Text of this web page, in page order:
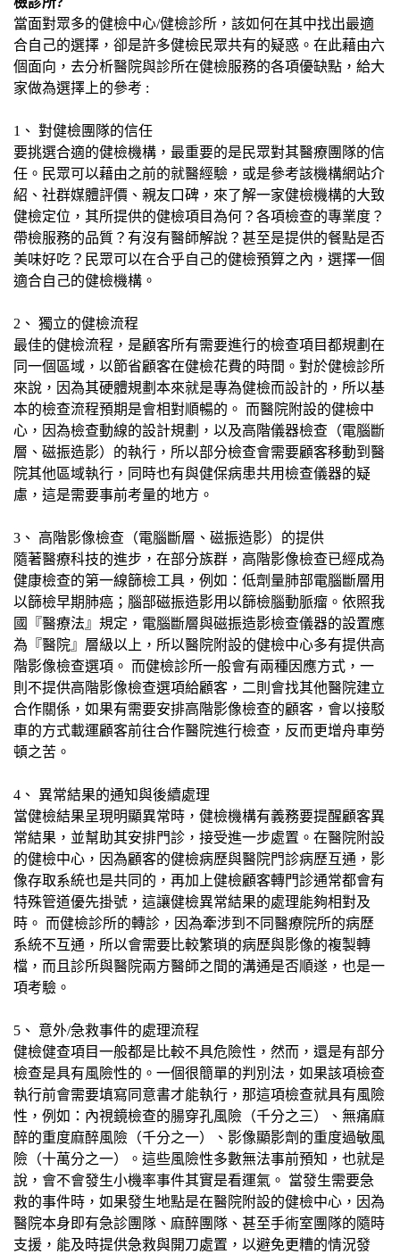
當面對眾多的健檢中心/健檢診所，該如何在其中找出最適
合自己的選擇，卻是許多健檢民眾共有的疑惑。在此藉由六
個面向，去分析醫院與診所在健檢服務的各項優缺點，給大
家做為選擇上的參考 :
1、 對健檢團隊的信任
要挑選合適的健檢機構，最重要的是民眾對其醫療團隊的信
任。民眾可以藉由之前的就醫經驗，或是參考該機構網站介
紹、社群媒體評價、親友口碑，來了解一家健檢機構的大致
健檢定位，其所提供的健檢項目為何？各項檢查的專業度？
帶檢服務的品質？有沒有醫師解說？甚至是提供的餐點是否
美味好吃？民眾可以在合乎自己的健檢預算之內，選擇一個
適合自己的健檢機構。
2、 獨立的健檢流程
最佳的健檢流程，是顧客所有需要進行的檢查項目都規劃在
同一個區域，以節省顧客在健檢花費的時間。對於健檢診所
來說，因為其硬體規劃本來就是專為健檢而設計的，所以基
本的檢查流程預期是會相對順暢的。 而醫院附設的健檢中
心，因為檢查動線的設計規劃，以及高階儀器檢查（電腦斷
層、磁振造影）的執行，所以部分檢查會需要顧客移動到醫
院其他區域執行，同時也有與健保病患共用檢查儀器的疑
慮，這是需要事前考量的地方。
3、 高階影像檢查（電腦斷層、磁振造影）的提供
隨著醫療科技的進步，在部分族群，高階影像檢查已經成為
健康檢查的第一線篩檢工具，例如：低劑量肺部電腦斷層用
以篩檢早期肺癌；腦部磁振造影用以篩檢腦動脈瘤。依照我
國『醫療法』規定，電腦斷層與磁振造影檢查儀器的設置應
為『醫院』層級以上，所以醫院附設的健檢中心多有提供高
階影像檢查選項。 而健檢診所一般會有兩種因應方式，一
則不提供高階影像檢查選項給顧客，二則會找其他醫院建立
合作關係，如果有需要安排高階影像檢查的顧客，會以接駁
車的方式載運顧客前往合作醫院進行檢查，反而更增舟車勞
頓之苦。
4、 異常結果的通知與後續處理
當健檢結果呈現明顯異常時，健檢機構有義務要提醒顧客異
常結果，並幫助其安排門診，接受進一步處置。在醫院附設
的健檢中心，因為顧客的健檢病歷與醫院門診病歷互通，影
像存取系統也是共同的，再加上健檢顧客轉門診通常都會有
特殊管道優先掛號，這讓健檢異常結果的處理能夠相對及
時。 而健檢診所的轉診，因為牽涉到不同醫療院所的病歷
系統不互通，所以會需要比較繁瑣的病歷與影像的複製轉
檔，而且診所與醫院兩方醫師之間的溝通是否順遂，也是一
項考驗。
5、 意外/急救事件的處理流程
健檢健查項目一般都是比較不具危險性，然而，還是有部分
檢查是具有風險性的。一個很簡單的判別法，如果該項檢查
執行前會需要填寫同意書才能執行，那這項檢查就具有風險
性，例如：內視鏡檢查的腸穿孔風險（千分之三）、無痛麻
醉的重度麻醉風險（千分之一）、影像顯影劑的重度過敏風
險（十萬分之一）。這些風險性多數無法事前預知，也就是
說，會不會發生小機率事件其實是看運氣。 當發生需要急
救的事件時，如果發生地點是在醫院附設的健檢中心，因為
醫院本身即有急診團隊、麻醉團隊、甚至手術室團隊的隨時
支援，能及時提供急救與開刀處置，以避免更糟的情況發